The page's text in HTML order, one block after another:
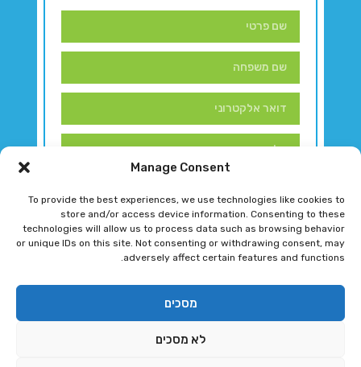
Manage Consent
To provide the best experiences, we use technologies like cookies to
store and/or access device information. Consenting to these
technologies will allow us to process data such as browsing behavior
or unique IDs on this site. Not consenting or withdrawing consent, may
adversely affect certain features and functions.
מסכים
לא מסכים